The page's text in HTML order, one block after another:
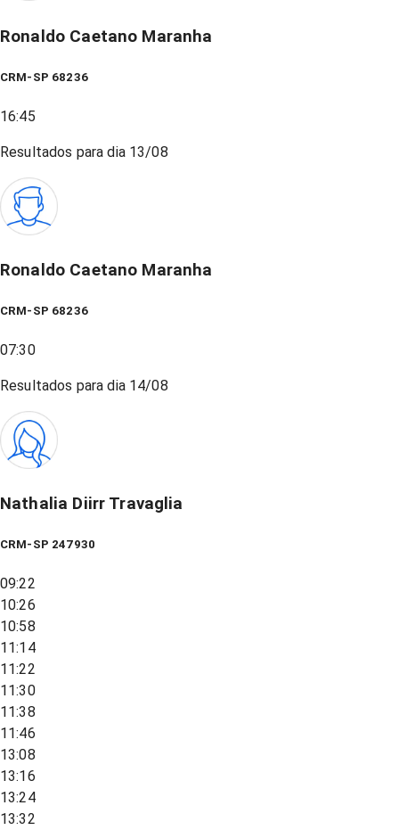
Ronaldo Caetano Maranha
CRM-SP 68236
16:45
Resultados para dia 13/08
Ronaldo Caetano Maranha
CRM-SP 68236
07:30
Resultados para dia 14/08
Nathalia Diirr Travaglia
CRM-SP 247930
09:22
10:26
10:58
11:14
11:22
11:30
11:38
11:46
13:08
13:16
13:24
13:32